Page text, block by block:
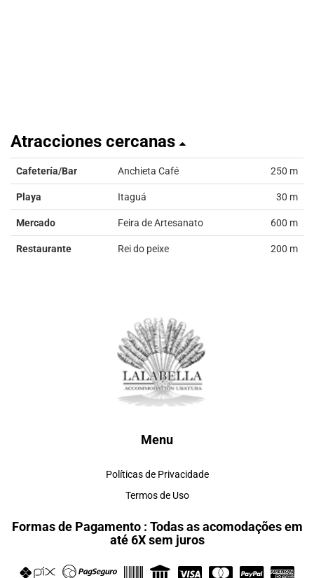
Atracciones cercanas
Cafetería/Bar Anchieta Café 250 m
Playa Itaguá 30 m
Mercado Feira de Artesanato 600 m
Restaurante Rei do peixe 200 m
Menu
Políticas de Privacidade
Termos de Uso
Formas de Pagamento : Todas as acomodações em
até 6X sem juros